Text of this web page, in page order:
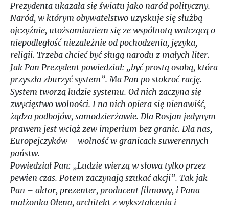
Prezydenta ukazała się światu jako naród polityczny.
Naród, w którym obywatelstwo uzyskuje się służbą
ojczyźnie, utożsamianiem się ze wspólnotą walczącą o
niepodległość niezależnie od pochodzenia, języka,
religii. Trzeba chcieć być sługą narodu z małych liter.
Jak Pan Prezydent powiedział: „być prostą osobą, która
przyszła zburzyć system”. Ma Pan po stokroć rację.
System tworzą ludzie systemu. Od nich zaczyna się
zwycięstwo wolności. I na nich opiera się nienawiść,
żądza podbojów, samodzierżawie. Dla Rosjan jedynym
prawem jest wciąż zew imperium bez granic. Dla nas,
Europejczyków – wolność w granicach suwerennych
państw.
Powiedział Pan: „Ludzie wierzą w słowa tylko przez
pewien czas. Potem zaczynają szukać akcji”. Tak jak
Pan – aktor, prezenter, producent filmowy, i Pana
małżonka Ołena, architekt z wykształcenia i